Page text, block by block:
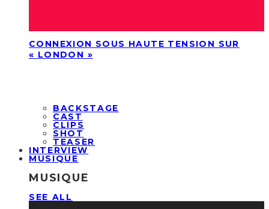
CONNEXION SOUS HAUTE TENSION SUR
« LONDON »
BACKSTAGE
CAST
CLIPS
SHOT
TEASER
INTERVIEW
MUSIQUE
MUSIQUE
SEE ALL